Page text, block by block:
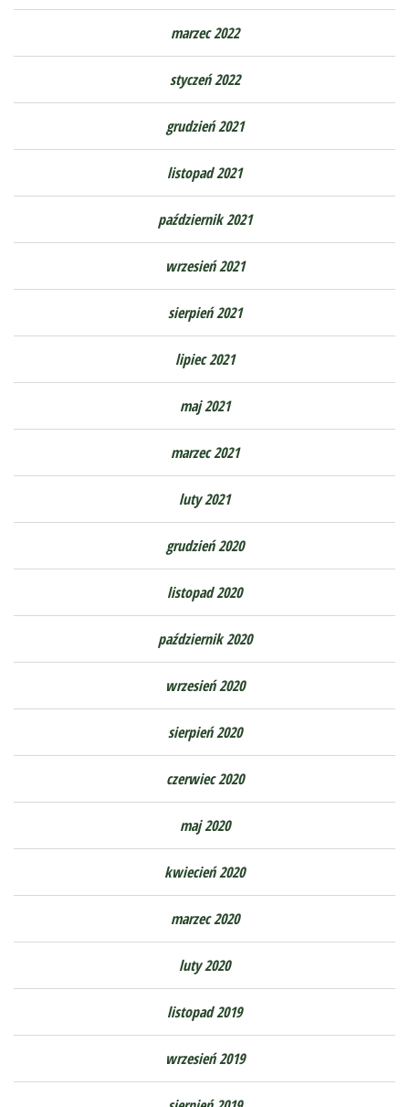
marzec 2022
styczeń 2022
grudzień 2021
listopad 2021
październik 2021
wrzesień 2021
sierpień 2021
lipiec 2021
maj 2021
marzec 2021
luty 2021
grudzień 2020
listopad 2020
październik 2020
wrzesień 2020
sierpień 2020
czerwiec 2020
maj 2020
kwiecień 2020
marzec 2020
luty 2020
listopad 2019
wrzesień 2019